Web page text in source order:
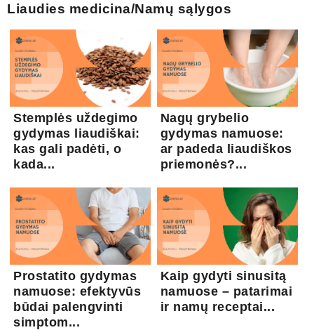
Liaudies medicina/Namų sąlygos
Stemplės uždegimo
gydymas liaudiškai:
kas gali padėti, o
kada...
Nagų grybelio
gydymas namuose:
ar padeda liaudiškos
priemonės?...
Prostatito gydymas
namuose: efektyvūs
būdai palengvinti
simptom...
Kaip gydyti sinusitą
namuose – patarimai
ir namų receptai...